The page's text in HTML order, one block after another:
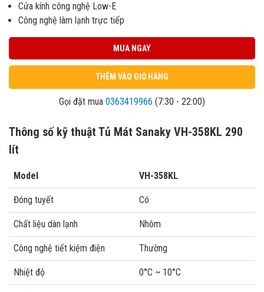
Cửa kính công nghệ Low-E
Công nghệ làm lạnh trực tiếp
MUA NGAY
THÊM VÀO GIỎ HÀNG
Gọi đặt mua 0363419966 (7:30 - 22:00)
Thông số kỹ thuật Tủ Mát Sanaky VH-358KL 290
lít
Model VH-358KL
Đóng tuyết Có
Chất liệu dàn lạnh Nhôm
Công nghệ tiết kiệm điện Thường
Nhiệt độ 0°C ~ 10°C